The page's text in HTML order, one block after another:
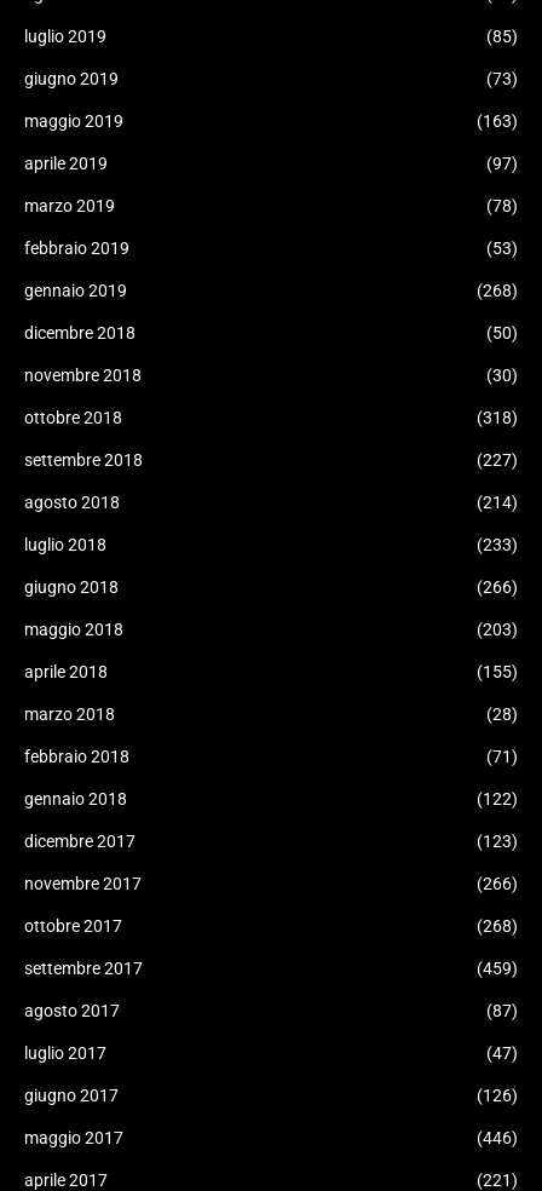
luglio 2019 (85)
giugno 2019 (73)
maggio 2019 (163)
aprile 2019 (97)
marzo 2019 (78)
febbraio 2019 (53)
gennaio 2019 (268)
dicembre 2018 (50)
novembre 2018 (30)
ottobre 2018 (318)
settembre 2018 (227)
agosto 2018 (214)
luglio 2018 (233)
giugno 2018 (266)
maggio 2018 (203)
aprile 2018 (155)
marzo 2018 (28)
febbraio 2018 (71)
gennaio 2018 (122)
dicembre 2017 (123)
novembre 2017 (266)
ottobre 2017 (268)
settembre 2017 (459)
agosto 2017 (87)
luglio 2017 (47)
giugno 2017 (126)
maggio 2017 (446)
aprile 2017 (221)